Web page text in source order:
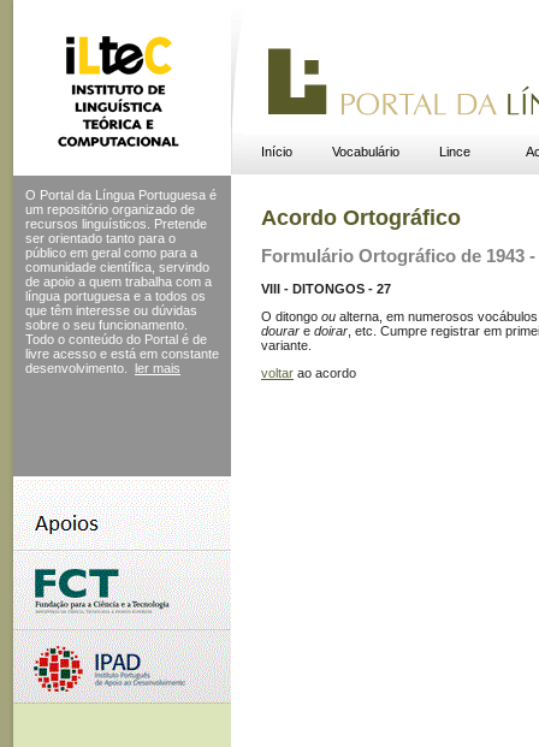
Início Vocabulário Lince
O Portal da Língua Portuguesa é
um repositório organizado de
recursos linguísticos. Pretende
ser orientado tanto para o
público em geral como para a
comunidade científica, servindo
de apoio a quem trabalha com a
língua portuguesa e a todos os
que têm interesse ou dúvidas
sobre o seu funcionamento.
Todo o conteúdo do Portal é de
livre acesso e está em constante
desenvolvimento.
ler mais
Acordo Ortográfico
Formulário Ortográfico de 1943
VIII - DITONGOS - 27
O ditongo ou alterna, em numerosos
dourar e doirar , etc. Cumpre registrar em
variante.
voltar ao acordo